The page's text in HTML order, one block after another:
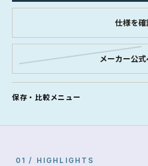
仕様を確
メーカー公
保存・比較メニュー
01 / HIGHLIGHTS